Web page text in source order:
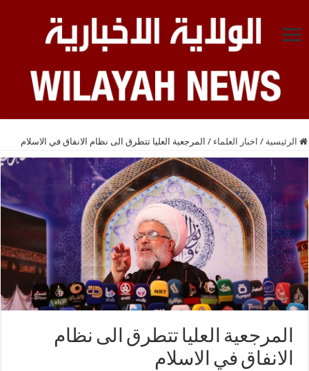
الرئيسية / اخبار العلماء / المرجعية العليا تتطرق الى نظام الانفاق في الاسلام
المرجعية العليا تتطرق الى نظام
الانفاق في الاسلام